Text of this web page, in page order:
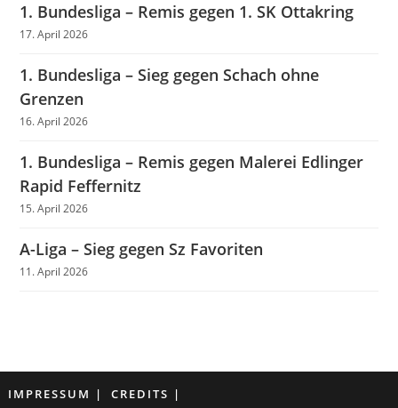
1. Bundesliga – Remis gegen 1. SK Ottakring
17. April 2026
1. Bundesliga – Sieg gegen Schach ohne
Grenzen
16. April 2026
1. Bundesliga – Remis gegen Malerei Edlinger
Rapid Feffernitz
15. April 2026
A-Liga – Sieg gegen Sz Favoriten
11. April 2026
IMPRESSUM CREDITS